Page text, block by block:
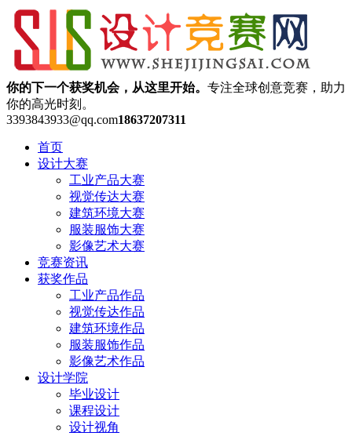
你的下一个获奖机会，从这里开始。 专注全球创意竞赛，助力
你的高光时刻。
3393843933@qq.com18637207311
首页
设计大赛
工业产品大赛
视觉传达大赛
建筑环境大赛
服装服饰大赛
影像艺术大赛
竞赛资讯
获奖作品
工业产品作品
视觉传达作品
建筑环境作品
服装服饰作品
影像艺术作品
设计学院
毕业设计
课程设计
设计视角